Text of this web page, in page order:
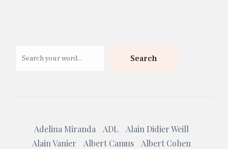
Search
Adelina Miranda ADL
Alain Didier Weill
Alain Vanier
Albert Camus
Albert Cohen